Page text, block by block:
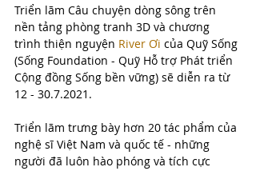
Triển lãm Câu chuyện dòng sông trên
nền tảng phòng tranh 3D và chương
trình thiện nguyện River Ơi của Quỹ Sống
(Sống Foundation - Quỹ Hỗ trợ Phát triển
Cộng đồng Sống bền vững﻿) sẽ diễn ra từ
12 - 30.7.2021.
Triển lãm trưng bày hơn 20 tác phẩm của
nghệ sĩ Việt Nam và quốc tế - những
người đã luôn hào phóng và tích cực